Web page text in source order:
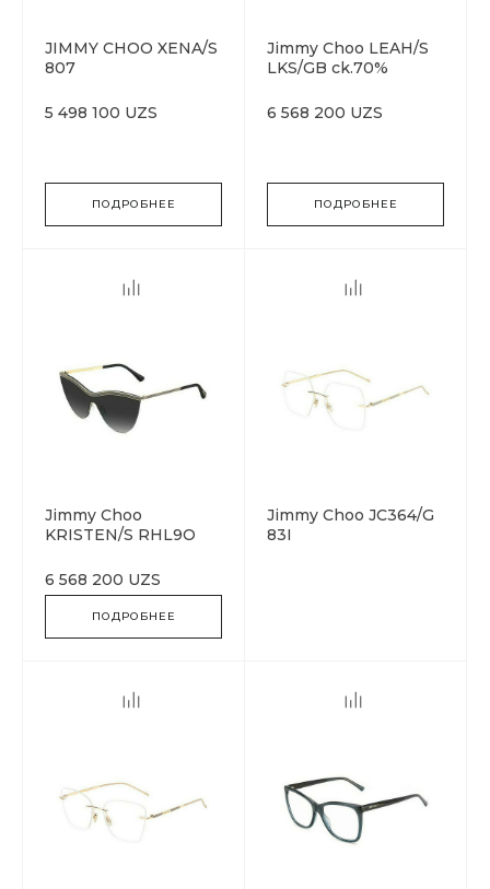
JIMMY CHOO XENA/S
807
5 498 100 UZS
ПОДРОБНЕЕ
Jimmy Choo LEAH/S
LKS/GB ck.70%
6 568 200 UZS
ПОДРОБНЕЕ
Jimmy Choo
KRISTEN/S RHL9O
6 568 200 UZS
ПОДРОБНЕЕ
Jimmy Choo JC364/G
83I